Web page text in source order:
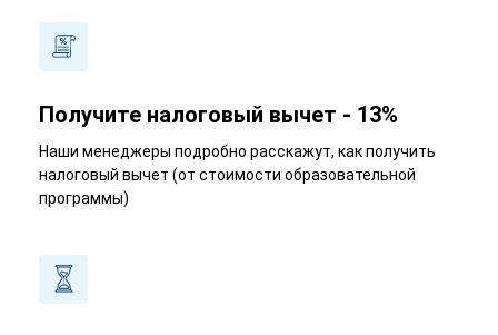
Получите налоговый вычет - 13%
Наши менеджеры подробно расскажут, как получить
налоговый вычет (от стоимости образовательной
программы)